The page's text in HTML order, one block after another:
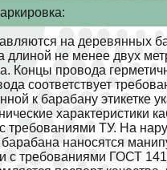
на деревянных
длиной не менее двух
Концы провода
соответствует
к барабану этикетке
характеристики
с требованиями ТУ. На
наносятся
с требованиями ГОСТ